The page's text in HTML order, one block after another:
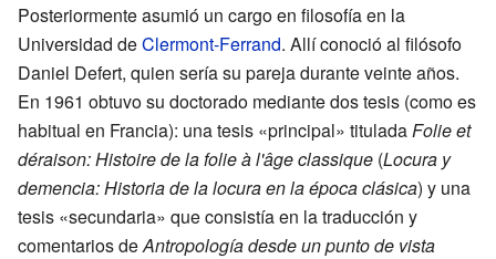
Posteriormente asumió un cargo en filosofía en la
Universidad deClermont-Ferrand. Allí conoció al filósofo
Daniel Defert, quien sería su pareja durante veinte años.
En 1961 obtuvo su doctorado mediante dos tesis (como es
habitual en Francia): una tesis «principal» tituladaFolie et
déraison: Histoire de la folie à l'âge classique (Locura y
demencia: Historia de la locura en la época clásica) y una
tesis «secundaria» que consistía en la traducción y
comentarios deAntropología desde un punto de vista